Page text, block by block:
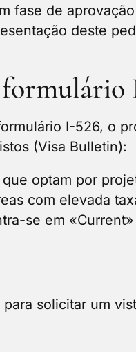
fase de
deste
formulário
I-526, o
(Visa Bulletin):
optam por
com elevada
se em «Current»
solicitar um